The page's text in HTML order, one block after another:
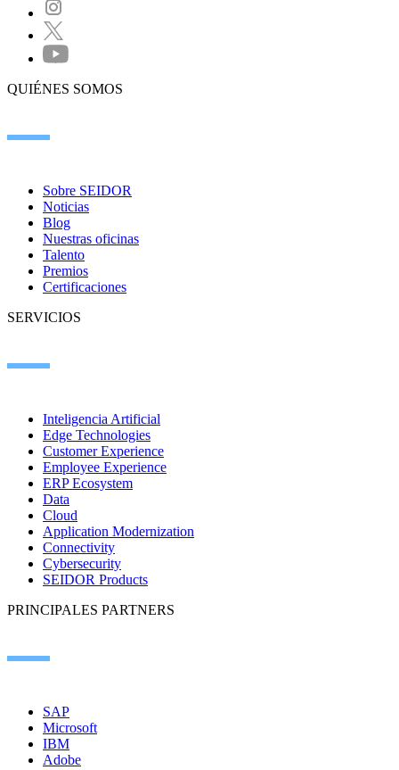
QUIÉNES SOMOS
Sobre SEIDOR
Noticias
Blog
Nuestras oficinas
Talento
Premios
Certificaciones
SERVICIOS
Inteligencia Artificial
Edge Technologies
Customer Experience
Employee Experience
ERP Ecosystem
Data
Cloud
Application Modernization
Connectivity
Cybersecurity
SEIDOR Products
PRINCIPALES PARTNERS
SAP
Microsoft
IBM
Adobe